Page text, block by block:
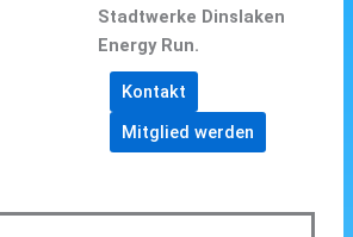
Stadtwerke Dinslaken
Energy Run.
Kontakt
Mitglied werden